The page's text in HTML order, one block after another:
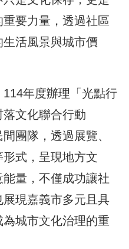
要力量，透過社區
活風景與城市價
年度辦理「光點行
文化聯合行動
團隊，透過展覽、
式，呈現地方文
量，不僅成功讓社
現嘉義市多元且具
城市文化治理的重